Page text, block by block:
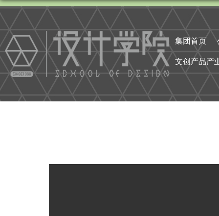
集团首页
文创产品产